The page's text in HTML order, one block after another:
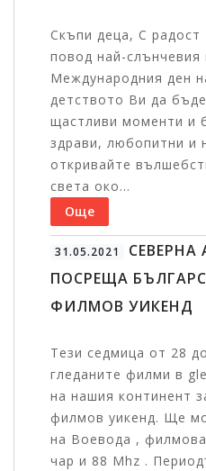
Скъпи деца, С
повод най-слънчевия
Международния ден
детството Ви да
щастливи моменти и
здрави, любопитни и
откривайте
света око...
Още
31.05.2021
СЕВЕРНА
ПОСРЕЩА
ФИЛМОВ УИКЕНД
Тези седмица от 28
гледаните филми в
на нашия континент
филмов уикенд. Ще
на Воевода ,
чар и 88 Mhz .